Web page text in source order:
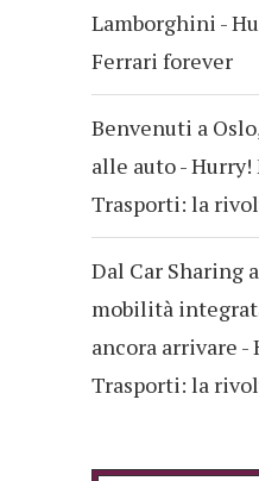
Lamborghini -
Ferrari forever
Benvenuti a
alle auto - Hurry!
Trasporti: la
Dal Car Sharing
mobilità
ancora arrivare -
Trasporti: la